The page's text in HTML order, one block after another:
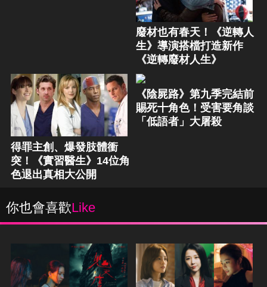
廢材也有春天！《逆轉人
生》導演搭檔打造新作
《逆轉廢材人生》
得罪主創、爆發肢體衝
突！《實習醫生》14位角
色退出真相大公開
《陰屍路》第九季完結前
賜死十角色！受害要角談
「低語者」大屠殺
你也會喜歡Like